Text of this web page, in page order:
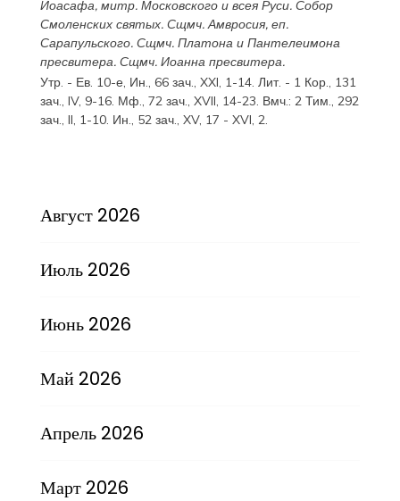
Иоасафа, митр. Московского и всея Руси. Собор
Смоленских святых. Сщмч.Амвросия, еп.
Сарапульского. Сщмч. Платонаи Пантелеимона
пресвитера. Сщмч. Иоаннапресвитера.
Утр. - Ев. 10-е, Ин., 66 зач., XXI, 1-14. Лит. - 1 Кор., 131
зач., IV, 9-16. Мф., 72 зач., XVII, 14-23. Вмч.: 2 Тим., 292
зач., II, 1-10. Ин., 52 зач., XV, 17 - XVI, 2.
Август 2026
Июль 2026
Июнь 2026
Май 2026
Апрель 2026
Март 2026